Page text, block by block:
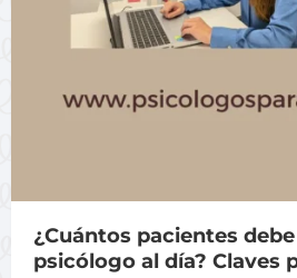
¿Cuántos pacientes
psicólogo al día? Claves